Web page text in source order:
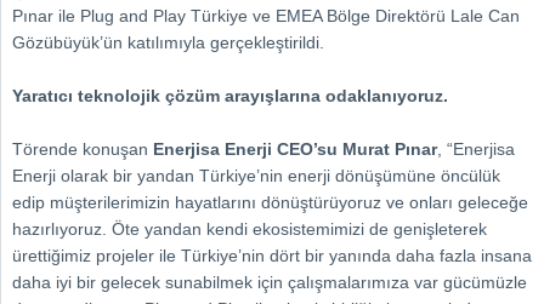
Pınar ile Plug and Play Türkiye ve EMEA Bölge Direktörü Lale Can
Gözübüyük’ün katılımıyla gerçekleştirildi.
Yaratıcı teknolojik çözüm arayışlarına odaklanıyoruz.
Törende konuşan Enerjisa Enerji CEO’su Murat Pınar, “Enerjisa
Enerji olarak bir yandan Türkiye’nin enerji dönüşümüne öncülük
edip müşterilerimizin hayatlarını dönüştürüyoruz ve onları geleceğe
hazırlıyoruz. Öte yandan kendi ekosistemimizi de genişleterek
ürettiğimiz projeler ile Türkiye’nin dört bir yanında daha fazla insana
daha iyi bir gelecek sunabilmek için çalışmalarımıza var gücümüzle